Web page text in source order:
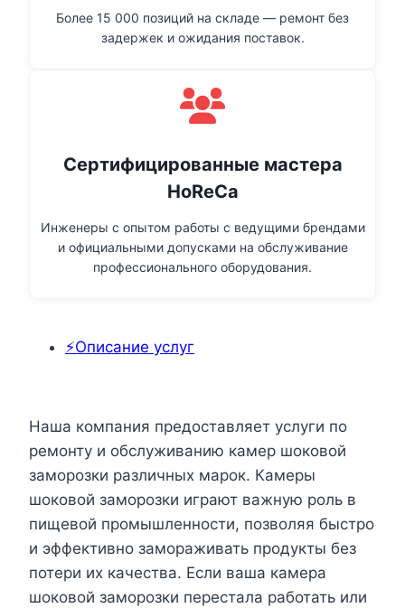
Более 15 000 позиций на складе — ремонт без
задержек и ожидания поставок.
Сертифицированные мастера
HoReCa
Инженеры с опытом работы с ведущими брендами
и официальными допусками на обслуживание
профессионального оборудования.
⚡Описание услуг
Наша компания предоставляет услуги по
ремонту и обслуживанию камер шоковой
заморозки различных марок. Камеры
шоковой заморозки играют важную роль в
пищевой промышленности, позволяя быстро
и эффективно замораживать продукты без
потери их качества. Если ваша камера
шоковой заморозки перестала работать или